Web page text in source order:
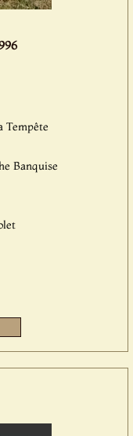
Tempête
Banquise